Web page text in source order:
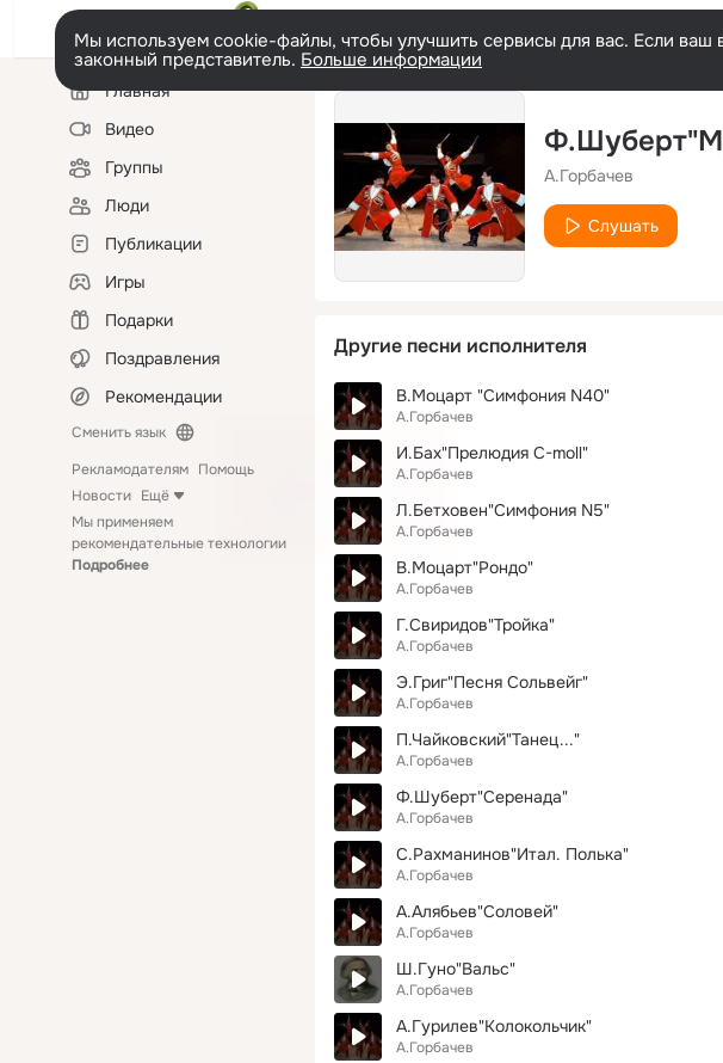
Мы используем cookie-файлы, чтобы улучшить сервисы для вас. Если
законный представитель. Больше информации
Левая
колонкаГлавная
Видео
Группы
Люди
Публикации
Игры
Подарки
Поздравления
Рекомендации
Сменить язык
Рекламодателям Помощь
Новости Ещё
Мы применяем
рекомендательные технологии
Подробнее
А.Горбачев
Слушать
Другие песни исполнителя
В.Моцарт "Симфония N40"
А.Горбачев
И.Бах"Прелюдия С-moll"
А.Горбачев
Л.Бетховен"Симфония N5"
А.Горбачев
В.Моцарт"Рондо"
А.Горбачев
Г.Свиридов"Тройка"
А.Горбачев
Э.Григ"Песня Сольвейг"
А.Горбачев
П.Чайковский"Танец..."
А.Горбачев
Ф.Шуберт"Серенада"
А.Горбачев
С.Рахманинов"Итал. Полька"
А.Горбачев
А.Алябьев"Соловей"
А.Горбачев
Ш.Гуно"Вальс"
А.Горбачев
А.Гурилев"Колокольчик"
А.Горбачев